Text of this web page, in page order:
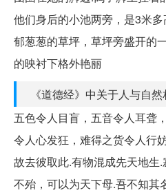
他们身后的小池两旁，是3米
郁葱葱的草坪，草坪旁盛开的
的映衬下格外艳丽
《道德经》中关于人与自
五色令人目盲，五音令人耳聋
令人心发狂，难得之货令人行
故去彼取此.有物混成先天地生
不殆，可以为天下母.吾不知其